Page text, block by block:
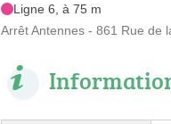
Ligne 6, à 75 m
Arrêt Antennes - 861 Rue de